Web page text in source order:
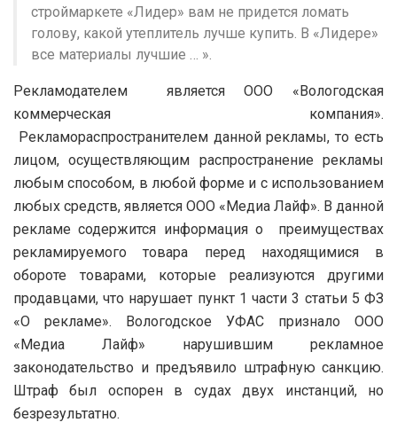
строймаркете «Лидер» вам не придется ломать
голову, какой утеплитель лучше купить. В «Лидере»
все материалы лучшие … ».
Рекламодателем является ООО «Вологодская
коммерческая компания».
Рекламораспространителем данной рекламы, то есть
лицом, осуществляющим распространение рекламы
любым способом, в любой форме и с использованием
любых средств, является ООО «Медиа Лайф». В данной
рекламе содержится информация о преимуществах
рекламируемого товара перед находящимися в
обороте товарами, которые реализуются другими
продавцами, что нарушает пункт 1 части 3 статьи 5 ФЗ
«О рекламе». Вологодское УФАС признало ООО
«Медиа Лайф» нарушившим рекламное
законодательство и предъявило штрафную санкцию.
Штраф был оспорен в судах двух инстанций, но
безрезультатно.